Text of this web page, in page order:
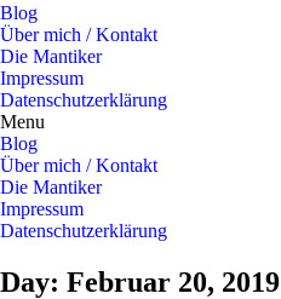
Blog
Über mich / Kontakt
Die Mantiker
Impressum
Datenschutzerklärung
Menu
Blog
Über mich / Kontakt
Die Mantiker
Impressum
Datenschutzerklärung
Day: Februar 20, 2019